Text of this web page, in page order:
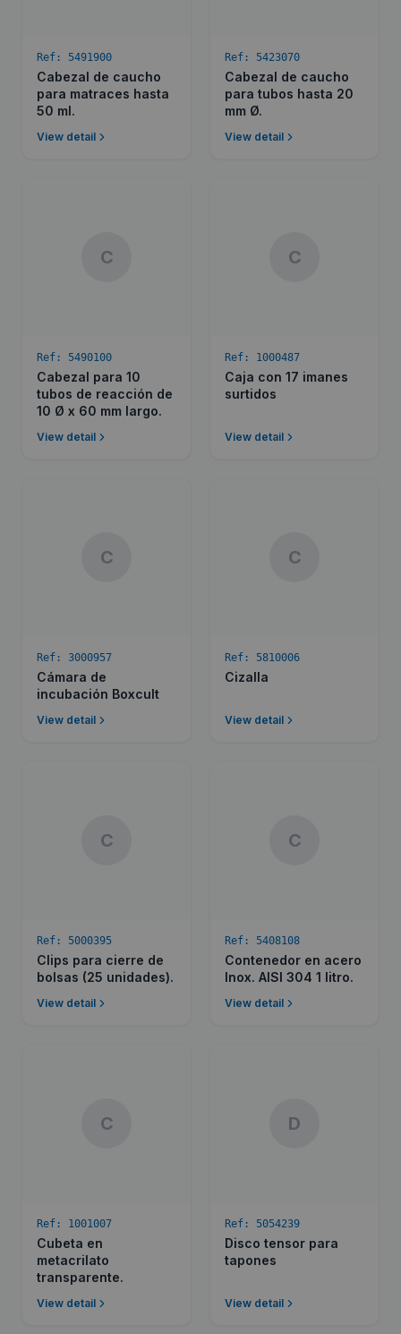
Ref: 5491900
Cabezal de caucho
para matraces hasta
50 ml.
View detail
Ref: 5423070
Cabezal de caucho
para tubos hasta 20
mm Ø.
View detail
C
Ref: 5490100
Cabezal para 10
tubos de reacción de
10 Ø x 60 mm largo.
View detail
C
Ref: 1000487
Caja con 17 imanes
surtidos
View detail
C
Ref: 3000957
Cámara de
incubación Boxcult
View detail
C
Ref: 5810006
Cizalla
View detail
C
Ref: 5000395
Clips para cierre de
bolsas (25 unidades).
View detail
C
Ref: 5408108
Contenedor en acero
Inox. AISI 304 1 litro.
View detail
C
Ref: 1001007
Cubeta en
metacrilato
transparente.
View detail
D
Ref: 5054239
Disco tensor para
tapones
View detail